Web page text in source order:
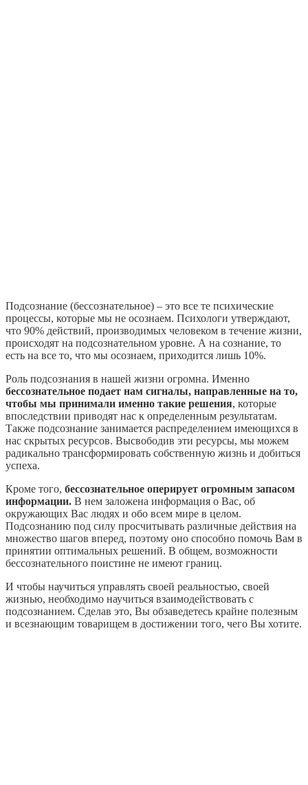
Подсознание (бессознательное) – это все те психические
процессы, которые мы не осознаем. Психологи утверждают,
что 90% действий, производимых человеком в течение жизни,
происходят на подсознательном уровне. А на сознание, то
есть на все то, что мы осознаем, приходится лишь 10%.
Роль подсознания в нашей жизни огромна. Именно
бессознательное подает нам сигналы, направленные на то,
чтобы мы принимали именно такие решения, которые
впоследствии приводят нас к определенным результатам.
Также подсознание занимается распределением имеющихся в
нас скрытых ресурсов. Высвободив эти ресурсы, мы можем
радикально трансформировать собственную жизнь и добиться
успеха.
Кроме того, бессознательное оперирует огромным запасом
информации. В нем заложена информация о Вас, об
окружающих Вас людях и обо всем мире в целом.
Подсознанию под силу просчитывать различные действия на
множество шагов вперед, поэтому оно способно помочь Вам в
принятии оптимальных решений. В общем, возможности
бессознательного поистине не имеют границ.
И чтобы научиться управлять своей реальностью, своей
жизнью, необходимо научиться взаимодействовать с
подсознанием. Сделав это, Вы обзаведетесь крайне полезным
и всезнающим товарищем в достижении того, чего Вы хотите.